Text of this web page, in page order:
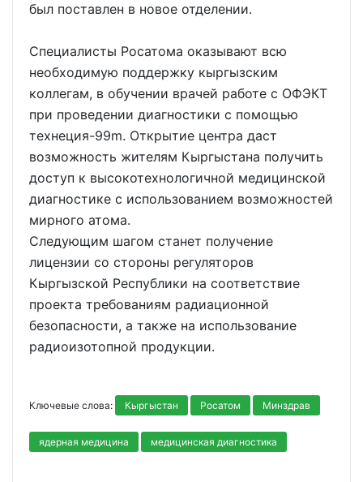
был поставлен в новое отделении.
Специалисты Росатома оказывают всю
необходимую поддержку кыргызским
коллегам, в обучении врачей работе с ОФЭКТ
при проведении диагностики с помощью
технеция-99m. Открытие центра даст
возможность жителям Кыргыстана получить
доступ к высокотехнологичной медицинской
диагностике с использованием возможностей
мирного атома.
Следующим шагом станет получение
лицензии со стороны регуляторов
Кыргызской Республики на соответствие
проекта требованиям радиационной
безопасности, а также на использование
радиоизотопной продукции.
Ключевые слова: Кыргыстан Росатом Минздрав
ядерная медицина медицинская диагностика